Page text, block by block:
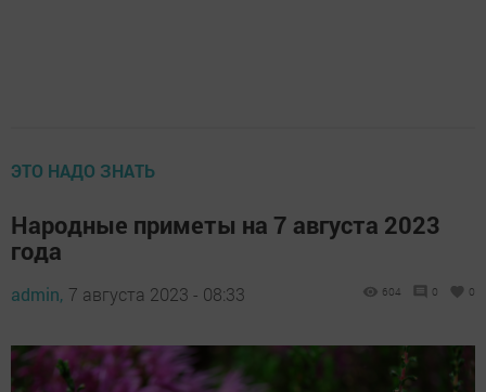
ЭТО НАДО ЗНАТЬ
Народные приметы на 7 августа 2023
года
admin, 7 августа 2023 - 08:33 604 0 0